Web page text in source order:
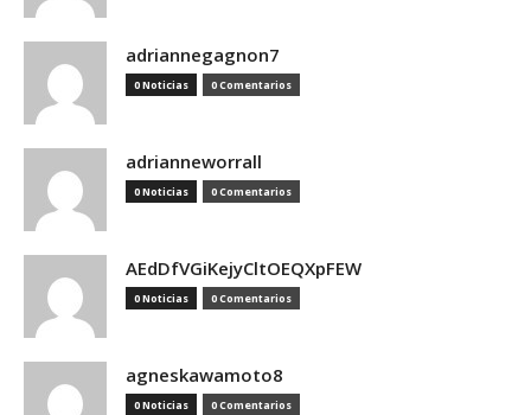
adriannegagnon7
0 Noticias 0 Comentarios
adrianneworrall
0 Noticias 0 Comentarios
AEdDfVGiKejyCltOEQXpFEW
0 Noticias 0 Comentarios
agneskawamoto8
0 Noticias 0 Comentarios